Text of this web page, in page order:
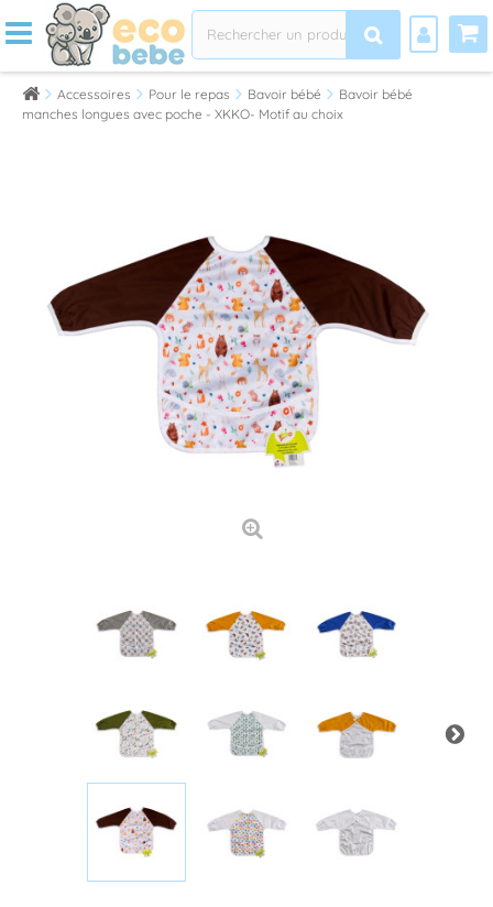
Accessoires Pour le repas Bavoir bébé
Bavoir bébé
manches longues avec poche - XKKO- Motif au choix